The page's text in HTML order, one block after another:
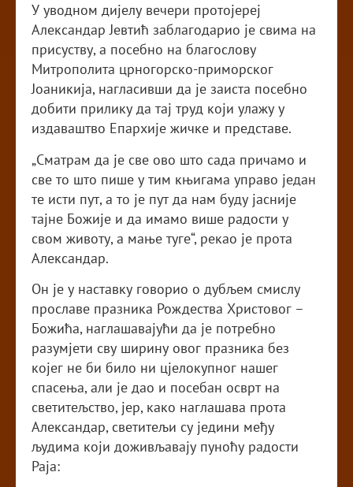
У уводном дијелу вечери протојереј
Александар Јевтић заблагодарио је свима на
присуству, а посебно на благослову
Митрополита црногорско-приморског
Јоаникија, нагласивши да је заиста посебно
добити прилику да тај труд који улажу у
издаваштво Епархије жичке и представе.
„Сматрам да је све ово што сада причамо и
све то што пише у тим књигама управо један
те исти пут, а то је пут да нам буду јасније
тајне Божије и да имамо више радости у
свом животу, а мање туге“, рекао је прота
Александар.
Он је у наставку говорио о дубљем смислу
прославе празника Рождества Христовог –
Божића, наглашавајући да је потребно
разумјети сву ширину овог празника без
којег не би било ни цјелокупног нашег
спасења, али је дао и посебан осврт на
светитељство, јер, како наглашава прота
Александар, светитељи су једини међу
људима који доживљавају пуноћу радости
Раја: